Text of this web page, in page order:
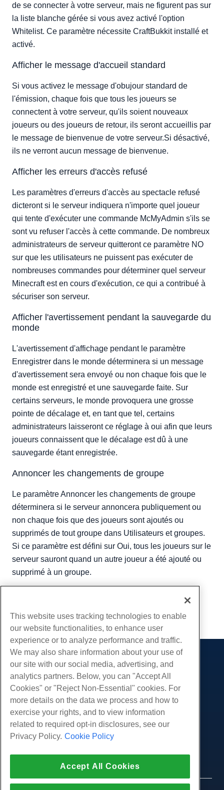
de se connecter à votre serveur, mais ne figurent pas sur
la liste blanche gérée si vous avez activé l'option
Whitelist. Ce paramètre nécessite CraftBukkit installé et
activé.
Afficher le message d'accueil standard
Si vous activez le message d'obujour standard de
l'émission, chaque fois que tous les joueurs se
connectent à votre serveur, qu'ils soient nouveaux
joueurs ou des joueurs de retour, ils seront accueillis par
le message de bienvenue de votre serveur.Si désactivé,
ils ne verront aucun message de bienvenue.
Afficher les erreurs d'accès refusé
Les paramètres d'erreurs d'accès au spectacle refusé
dicteront si le serveur indiquera n'importe quel joueur
qui tente d'exécuter une commande McMyAdmin s'ils se
sont vu refuser l'accès à cette commande. De nombreux
administrateurs de serveur quitteront ce paramètre NO
sur que les utilisateurs ne puissent pas exécuter de
nombreuses commandes pour déterminer quel serveur
Minecraft est en cours d'exécution, ce qui a contribué à
sécuriser son serveur.
Afficher l'avertissement pendant la sauvegarde du
monde
L'avertissement d'affichage pendant le paramètre
Enregistrer dans le monde déterminera si un message
d'avertissement sera envoyé ou non chaque fois que le
monde est enregistré et une sauvegarde faite. Sur
certains serveurs, le monde provoquera une grosse
pointe de décalage et, en tant que tel, certains
administrateurs laisseront ce réglage à oui afin que leurs
joueurs connaissent que le décalage est dû à une
sauvegarde étant enregistrée.
Annoncer les changements de groupe
Le paramètre Annoncer les changements de groupe
déterminera si le serveur annoncera publiquement ou
non chaque fois que des joueurs sont ajoutés ou
supprimés de tout groupe dans Utilisateurs et groupes.
Si ce paramètre est défini sur Oui, tous les joueurs sur le
serveur sauront quand un autre joueur a été ajouté ou
supprimé à un groupe.
Copie URL
Des produits
Hébergement Web
Hébergement professionnel
Revendeur Hébergeur
Revendeur en marque blanche
Géré Linux VPS
Windows gérés VPS
Windows non géré VPS
Serveurs Cloud
Prestations de service
Migrations de sites Web
Communauté
Documentation produit
Tutoriels
Compagnie
À propos de nous
Centres de données
presse
Politique de confidentialité
Forces de l'ordre
Chat en direct avec nous
This website uses tracking technologies to enable
our website functionalities, to enhance user
experience or to analyze performance and traffic.
We may also share information about your use of
our site with our social media, advertising, and
analytics partners. Below, you can "Accept All
Cookies" or "Reject Non-Essential" cookies. For
more details on the data we process and how to
exercise your rights, and to view information
related to required opt-in disclosures, see our
Privacy Policy. Cookie Policy
Accept All Cookies